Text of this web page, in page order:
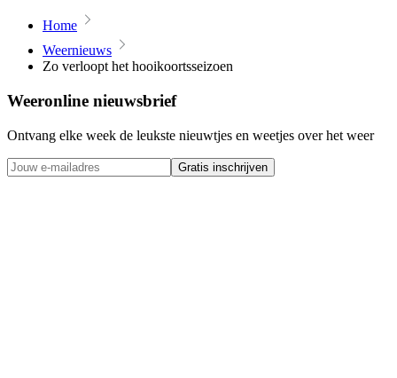
Home
Weernieuws
Zo verloopt het hooikoortsseizoen
Weeronline nieuwsbrief
Ontvang elke week de leukste nieuwtjes en weetjes over het weer
Gratis inschrijven